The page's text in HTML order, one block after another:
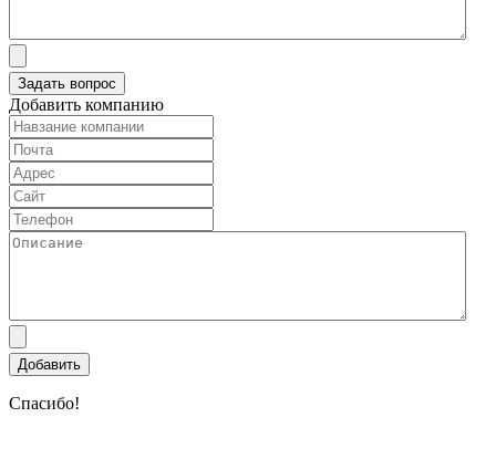
Добавить компанию
Спасибо!